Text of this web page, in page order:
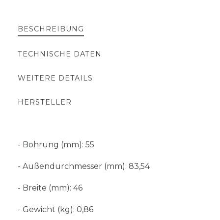
BESCHREIBUNG
TECHNISCHE DATEN
WEITERE DETAILS
HERSTELLER
- Bohrung (mm): 55
- Außendurchmesser (mm): 83,54
- Breite (mm): 46
- Gewicht (kg): 0,86